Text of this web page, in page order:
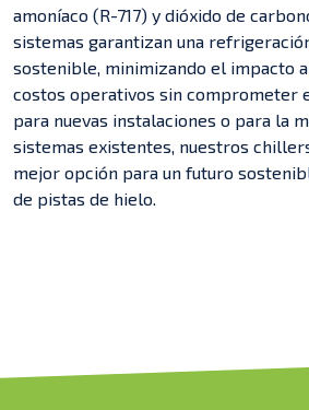
amoníaco (R-717) y dióxido de
sistemas garantizan una
sostenible, minimizando el impacto
costos operativos sin comprometer
para nuevas instalaciones o para la
sistemas existentes, nuestros
mejor opción para un futuro
de pistas de hielo.